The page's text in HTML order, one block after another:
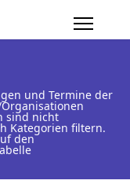
und Termine der
sind nicht
Kategorien filtern.
den